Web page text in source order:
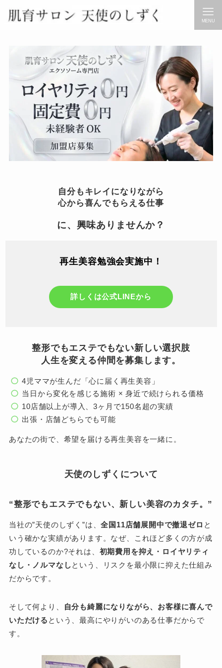
MENU
自分もキレイになりながら
心から喜んでもらえる仕事
に、興味ありませんか？
再生美容勉強会実施中！
詳しくは公式LINEから
整形でもエステでもない新しい選択肢
人生を変える仲間を募集します。
4児ママが生んだ「心に届く再生美容」
当日から変化を感じる施術 × 身近で続けられる価格
10店舗以上が導入、3ヶ月で150名超の実績
出張・店舗どちらでも可能
あなたの街で、希望を届ける再生美容を一緒に。
天使のしずくについて
“整形でもエステでもない、新しい美容のカタチ。”
当社の”天使のしずく”は、全国11店舗展開中で撤退ゼロ と
いう確かな実績があります。なぜ、これほど多くの方が成
功しているのか?それは、 初期費用を抑え・ロイヤリティ
なし・ノルマなしという、リスクを最小限に抑えた仕組み
だからです。
そして何より、
自分も綺麗になりながら、お客様に喜んで
いただける という、最高にやりがいのある仕事だからで
す。